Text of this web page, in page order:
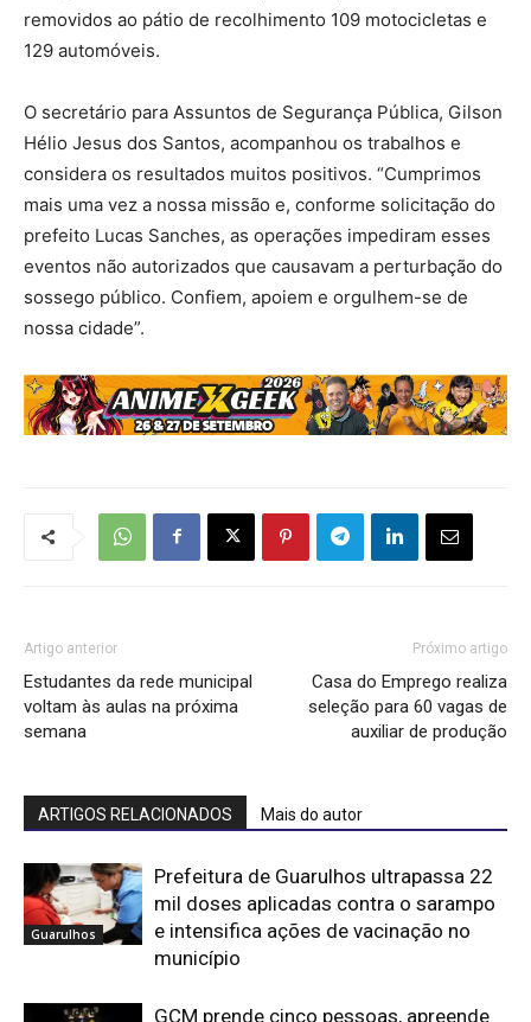
removidos ao pátio de recolhimento 109 motocicletas e
129 automóveis.
O secretário para Assuntos de Segurança Pública, Gilson
Hélio Jesus dos Santos, acompanhou os trabalhos e
considera os resultados muitos positivos. “Cumprimos
mais uma vez a nossa missão e, conforme solicitação do
prefeito Lucas Sanches, as operações impediram esses
eventos não autorizados que causavam a perturbação do
sossego público. Confiem, apoiem e orgulhem-se de
nossa cidade”.
Artigo anterior
Estudantes da rede municipal
voltam às aulas na próxima
semana
Próximo artigo
Casa do Emprego realiza
seleção para 60 vagas de
auxiliar de produção
ARTIGOS RELACIONADOS Mais do autor
Guarulhos
Prefeitura de Guarulhos ultrapassa 22
mil doses aplicadas contra o sarampo
e intensifica ações de vacinação no
município
GCM prende cinco pessoas, apreende